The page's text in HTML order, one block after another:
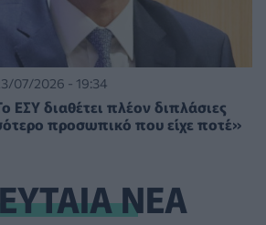
07/2026 - 19:34
ΕΣΥ διαθέτει πλέον διπλάσιες
προσωπικό που είχε ποτέ»
ΝΕΑ